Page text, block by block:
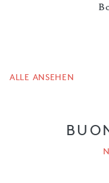
ALLE ANSEHEN